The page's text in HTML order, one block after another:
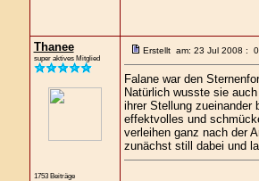
Thanee
super aktives Mitglied
1753 Beiträge
Erstellt am: 23 Jul 2008 :
Falane war den
Natürlich wusste sie
ihrer Stellung zueinander
effektvolles und
verleihen ganz nach der
zunächst still dabei und